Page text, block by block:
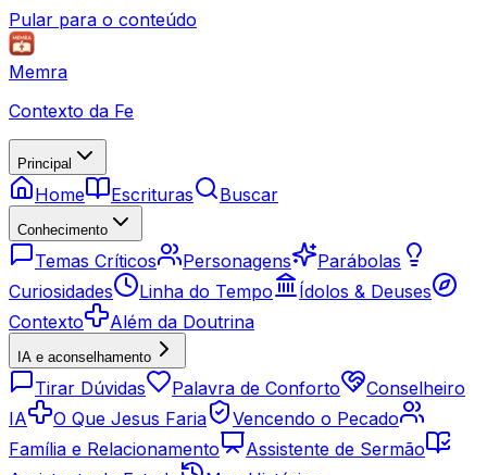
Pular para o conteúdo
Memra
Contexto da Fe
Principal
Home Escrituras Buscar
Conhecimento
Temas Críticos Personagens
Parábolas
Curiosidades
Linha do Tempo
Ídolos & Deuses
Contexto
Além da Doutrina
IA e aconselhamento
Tirar Dúvidas Palavra de Conforto
Conselheiro
IA
O Que Jesus Faria
Vencendo o Pecado
Família e Relacionamento
Assistente de Sermão